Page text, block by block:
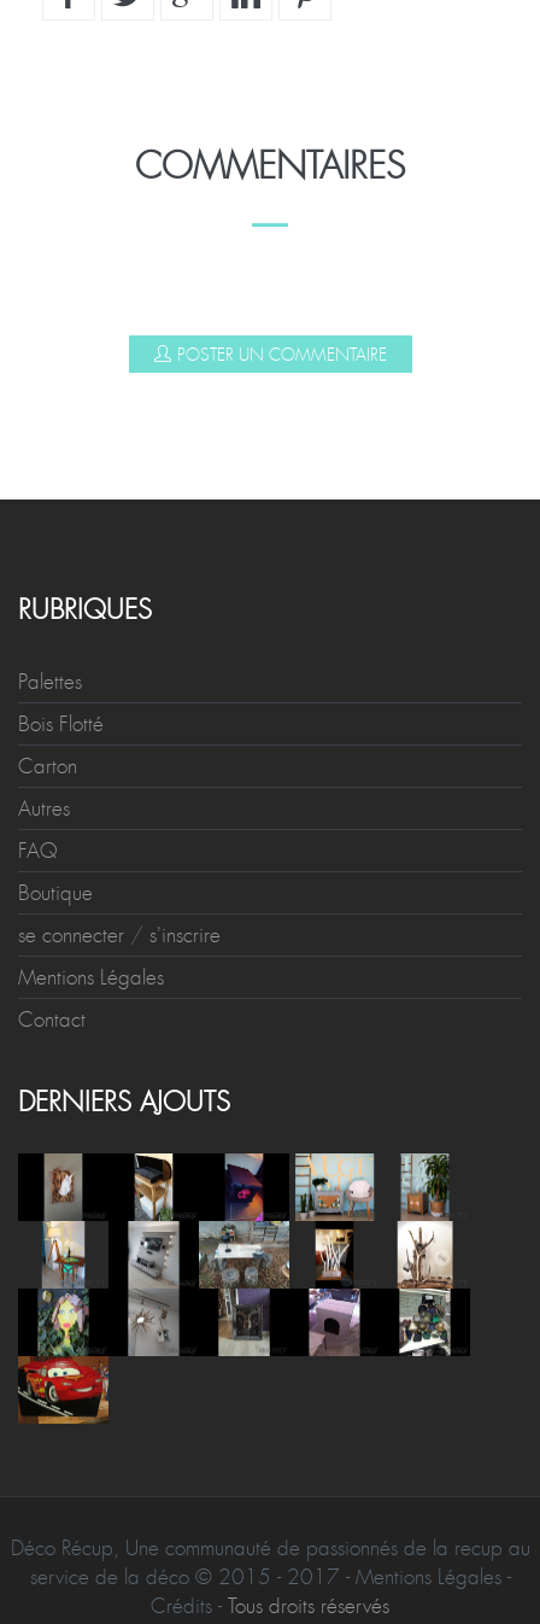
COMMENTAIRES
POSTER UN COMMENTAIRE
RUBRIQUES
Palettes
Bois Flotté
Carton
Autres
FAQ
Boutique
se connecter / s'inscrire
Mentions Légales
Contact
DERNIERS AJOUTS
Déco Récup, Une communauté de passionnés de la recup au
service de la déco © 2015 - 2017 - Mentions Légales -
Crédits - Tous droits réservés